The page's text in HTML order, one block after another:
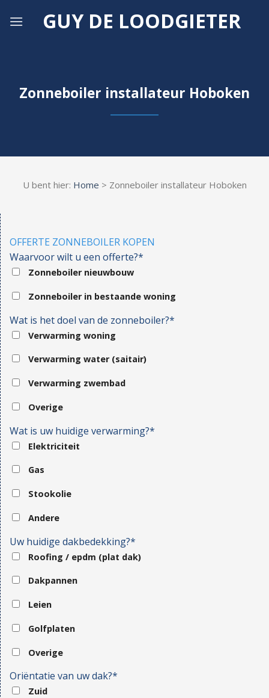
GUY DE LOODGIETER
Zonneboiler installateur Hoboken
U bent hier: Home > Zonneboiler installateur Hoboken
OFFERTE ZONNEBOILER KOPEN
Waarvoor wilt u een offerte?*
Zonneboiler nieuwbouw
Zonneboiler in bestaande woning
Wat is het doel van de zonneboiler?*
Verwarming woning
Verwarming water (saitair)
Verwarming zwembad
Overige
Wat is uw huidige verwarming?*
Elektriciteit
Gas
Stookolie
Andere
Uw huidige dakbedekking?*
Roofing / epdm (plat dak)
Dakpannen
Leien
Golfplaten
Overige
Oriëntatie van uw dak?*
Zuid